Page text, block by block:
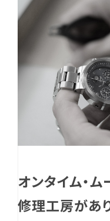
オンタイム・
修理工房があり